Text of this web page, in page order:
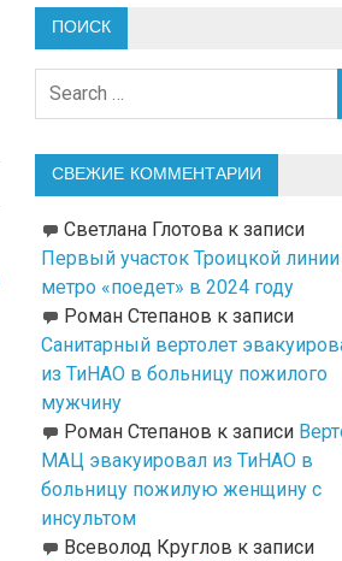
ПОИСК
СВЕЖИЕ КОММЕНТАРИИ
Светлана Глотовак записи
Первый участок Троицкой линии
метро «поедет» в 2024 году
Роман Степанов к записи
Санитарный вертолет
из ТиНАО в больницу пожилого
мужчину
Роман Степанов к записи
МАЦ эвакуировал из ТиНАО в
больницу пожилую женщину с
инсультом
Всеволод Круглов к записи